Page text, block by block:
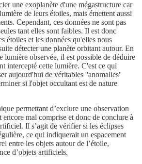
une exoplanète d'une mégastructure car
de leurs étoiles, mais émettent aussi
Cependant, ces données ne sont pas
tant elles sont faibles. Il est donc
étoiles et les données qu'elles nous
détecter une planète orbitant autour. En
lumière observée, il est possible de déduire
intercepté cette lumière. C'est ce qui
aujourd'hui de véritables ''anomalies''
si l'objet occultant est de nature
permettant d’exclure une observation
mal comprise et donc de conclure à
Il s’agit de vérifier si les éclipses
ce qui indiquerait un espacement
entre les objets autour de l’étoile,
d’objets artificiels.